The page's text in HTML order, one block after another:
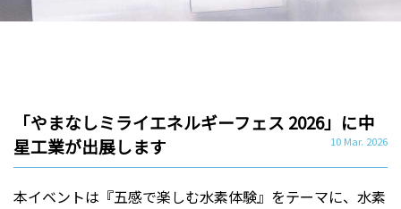
「やまなしミライエネルギーフェス 2026」に中
星工業が出展します
10 Mar. 2026
本イベントは『五感で楽しむ水素体験』をテーマに、水素